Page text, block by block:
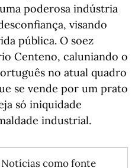
poderosa indústria
visando
pública. O soez
Centeno, caluniando o
no atual quadro
se vende por um prato
só iniquidade
industrial.
como fonte